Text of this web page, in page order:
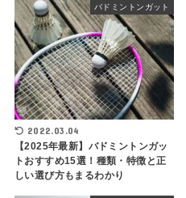
バドミントンガット
2022.03.04
【2025年最新】バドミントンガッ
トおすすめ15選！種類・特徴と正
しい選び方もまるわかり